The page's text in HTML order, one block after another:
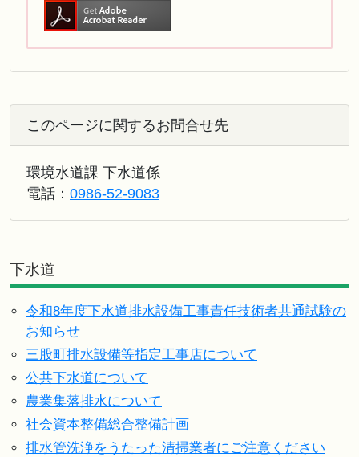
このページに関するお問合せ先
環境水道課 下水道係
電話： 0986-52-9083
下水道
令和8年度下水道排水設備工事責任技術者共通試験の
お知らせ
三股町排水設備等指定工事店について
公共下水道について
農業集落排水について
社会資本整備総合整備計画
排水管洗浄をうたった清掃業者にご注意ください